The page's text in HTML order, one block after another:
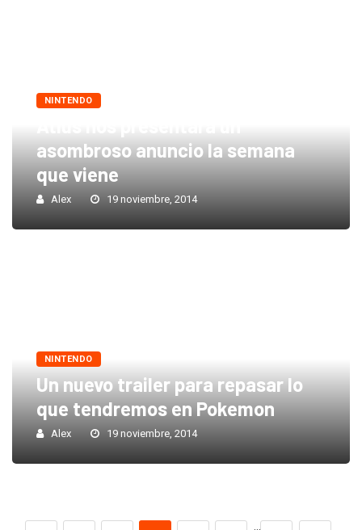
NINTENDO
asombroso anuncio la semana
que viene
Alex 19 noviembre, 2014
NINTENDO
Un nuevo trailer para repasar lo
que tendremos en Pokemon
Alex 19 noviembre, 2014